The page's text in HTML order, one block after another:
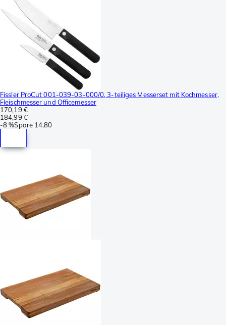
Fissler ProCut 001-039-03-000/0, 3-teiliges Messerset mit Kochmesser,
Fleischmesser und Officemesser
170,19 €
184,99 €
-8 %Spare 14,80